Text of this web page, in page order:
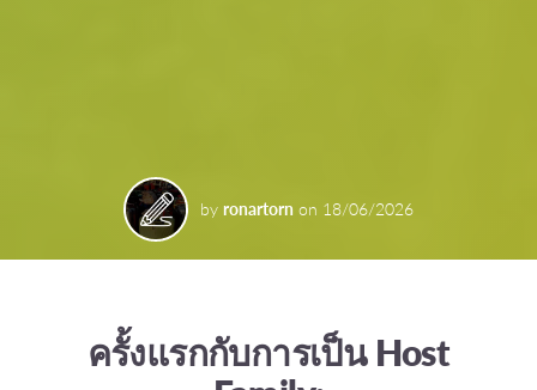
by ronartorn on 18/06/2026
ครั้งแรกกับการเป็น Host